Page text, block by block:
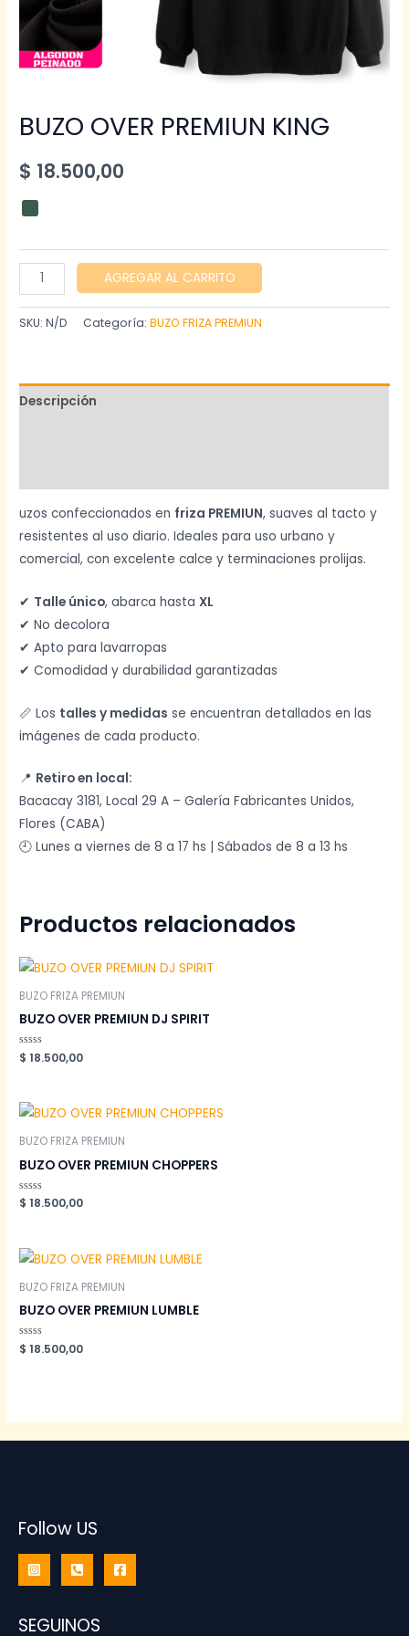
BUZO OVER PREMIUN KING
$ 18.500,00
BUZO
OVER
PREMIUN
AGREGAR AL CARRITO
SKU:N/D Categoría:BUZO FRIZA PREMIUN
Descripción
uzos confeccionados en friza PREMIUN, suaves al tacto y
resistentes al uso diario. Ideales para uso urbano y
comercial, con excelente calce y terminaciones prolijas.
✔ Talle único, abarca hastaXL
✔ No decolora
✔ Apto para lavarropas
✔ Comodidad y durabilidad garantizadas
📏 Los talles y medidas se encuentran detallados en las
imágenes de cada producto.
📍 Retiro en local:
Bacacay 3181, Local 29 A – Galería Fabricantes Unidos,
Flores (CABA)
🕘 Lunes a viernes de 8 a 17 hs | Sábados de 8 a 13 hs
Productos relacionados
BUZO FRIZA PREMIUN
BUZO OVER PREMIUN DJ SPIRIT
Valorado
en
$ 18.500,00
BUZO FRIZA PREMIUN
BUZO OVER PREMIUN CHOPPERS
Valorado
en
$ 18.500,00
BUZO FRIZA PREMIUN
BUZO OVER PREMIUN LUMBLE
Valorado
en
$ 18.500,00
Follow US
SEGUINOS